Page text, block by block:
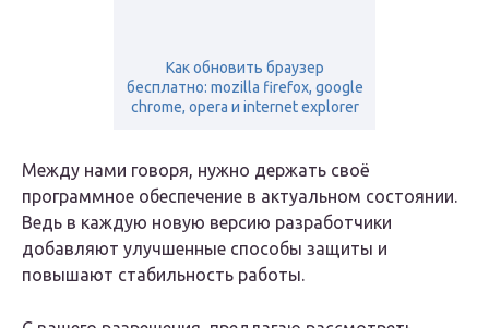
Как обновить браузер
бесплатно: mozilla firefox, google
chrome, opera и internet explorer
Между нами говоря, нужно держать своё
программное обеспечение в актуальном состоянии.
Ведь в каждую новую версию разработчики
добавляют улучшенные способы защиты и
повышают стабильность работы.